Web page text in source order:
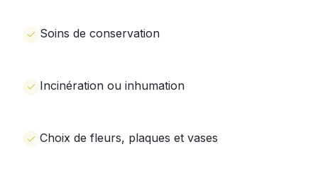
Soins de conservation
Incinération ou inhumation
Choix de fleurs, plaques et vases